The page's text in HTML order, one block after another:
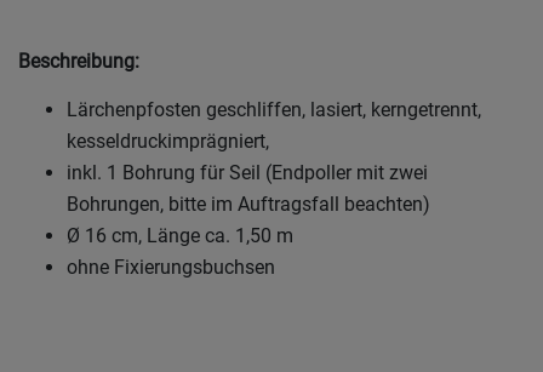
Beschreibung:
Lärchenpfosten geschliffen, lasiert, kerngetrennt,
kesseldruckimprägniert,
inkl. 1 Bohrung für Seil (Endpoller mit zwei
Bohrungen, bitte im Auftragsfall beachten)
Ø 16 cm, Länge ca. 1,50 m
ohne Fixierungsbuchsen